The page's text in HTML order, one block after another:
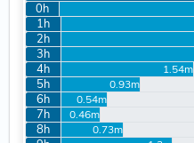
0h
1h
2h
3h
4h 1.54m
5h 0.93m
6h 0.54m
7h 0.46m
8h 0.73m